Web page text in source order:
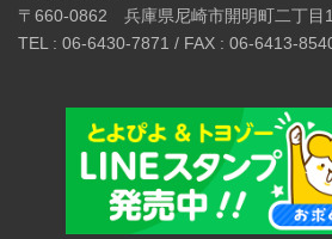
〒660-0862 兵庫県尼崎市開明町二丁
TEL : 06-6430-7871 / FAX : 06-6413-